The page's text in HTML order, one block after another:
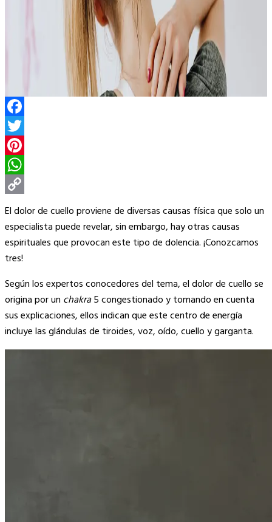
Facebook
Twitter
Pinterest
WhatsApp
Copy
Link
El dolor de cuello proviene de diversas causas física que solo un
especialista puede revelar, sin embargo, hay otras causas
espirituales que provocan este tipo de dolencia. ¡Conozcamos
tres!
Según los expertos conocedores del tema, el dolor de cuello se
origina por un chakra5 congestionado y tomando en cuenta
sus explicaciones, ellos indican que este centro de energía
incluye las glándulas de tiroides, voz, oído, cuello y garganta.